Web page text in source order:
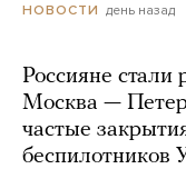
НОВОСТИ день назад
Россияне стали
Москва —
частые
беспилотников